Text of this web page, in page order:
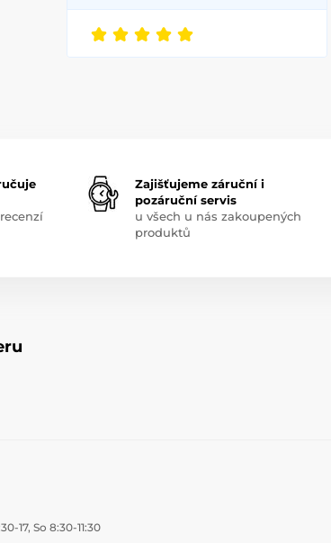
Zajišťujeme záruční i
pozáruční servis
u všech u nás zakoupených
produktů
17, So 8:30-11:30